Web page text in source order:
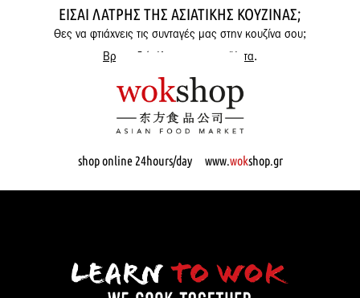
ΕΊΣΑΙ ΛΆΤΡΗΣ ΤΗΣ ΑΣΙΑΤΙΚΉΣ ΚΟΥΖΊΝΑΣ;
Θες να φτιάχνεις τις συνταγές μας στην κουζίνα σου;
Βρες εδώ όλα μας τα προϊόντα.
shop online 24hours/day www.wokshop.gr